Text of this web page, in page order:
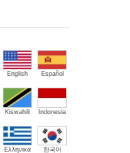
Español
English
Indonesia
Kiswahili
한국어
Ελληνικά